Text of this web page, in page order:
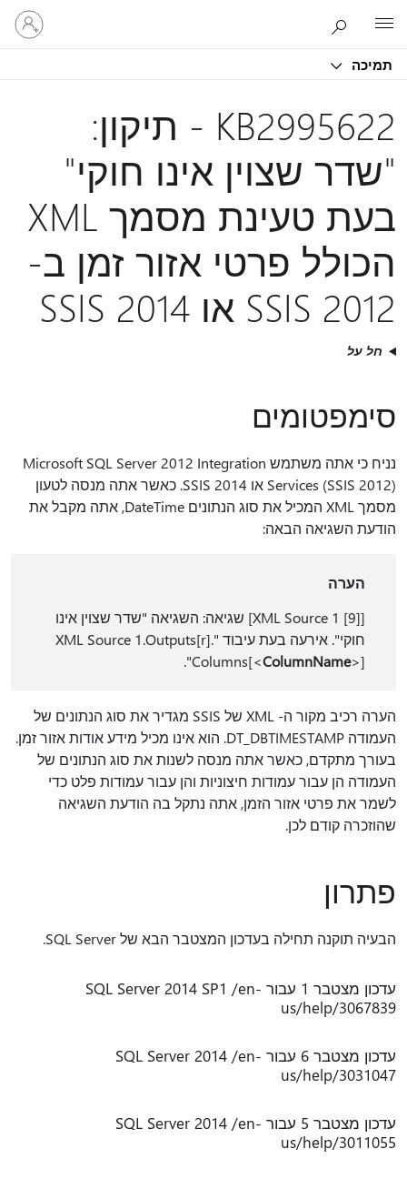
תמיכה
היכנס
לחשבון
שלך
KB2995622 - תיקון:
"שדר שצוין אינו חוקי"
בעת טעינת מסמך XML
הכולל פרטי אזור זמן ב-
SSIS 2012 או SSIS 2014
חל על
סימפטומים
נניח כי אתה משתמש Microsoft SQL Server 2012 Integration
Services (SSIS 2012) או SSIS 2014. כאשר אתה מנסה לטעון
מסמך XML המכיל את סוג הנתונים DateTime, אתה מקבל את
הודעת השגיאה הבאה:
הערה
[XML Source 1 [9]] שגיאה: השגיאה "שדר שצוין אינו
חוקי". אירעה בעת עיבוד "XML Source 1.Outputs[r].
Columns[<ColumnName>]".
הערה רכיב מקור ה- XML של SSIS מגדיר את סוג הנתונים של
העמודה DT_DBTIMESTAMP. הוא אינו מכיל מידע אודות אזור זמן.
בעורך מתקדם, כאשר אתה מנסה לשנות את סוג הנתונים של
העמודה הן עבור עמודות חיצוניות והן עבור עמודות פלט כדי
לשמר את פרטי אזור הזמן, אתה נתקל בה הודעת השגיאה
שהוזכרה קודם לכן.
פתרון
הבעיה תוקנה תחילה בעדכון המצטבר הבא של SQL Server.
עדכון מצטבר 1 עבור SQL Server 2014 SP1 /en-
us/help/3067839
עדכון מצטבר 6 עבור SQL Server 2014 /en-
us/help/3031047
עדכון מצטבר 5 עבור SQL Server 2014 /en-
us/help/3011055